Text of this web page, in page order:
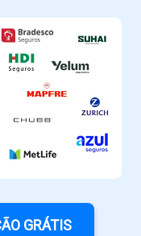
GRÁTIS